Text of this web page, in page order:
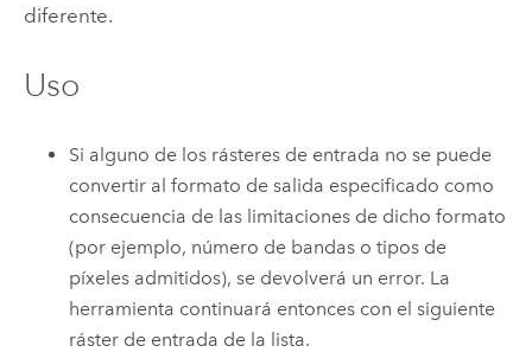
diferente.
Uso
Si alguno de los rásteres de entrada no se puede
convertir al formato de salida especificado como
consecuencia de las limitaciones de dicho formato
(por ejemplo, número de bandas o tipos de
píxeles admitidos), se devolverá un error. La
herramienta continuará entonces con el siguiente
ráster de entrada de la lista.